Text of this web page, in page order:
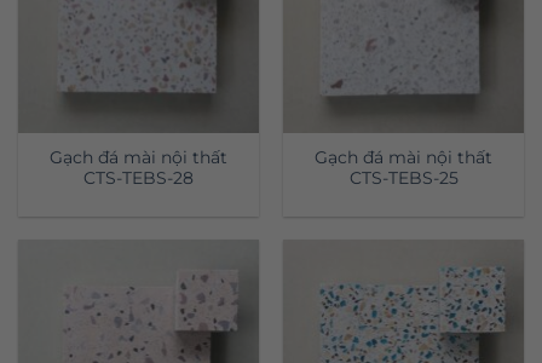
Gạch đá mài nội thất
CTS-TEBS-28
Gạch đá mài nội thất
CTS-TEBS-25